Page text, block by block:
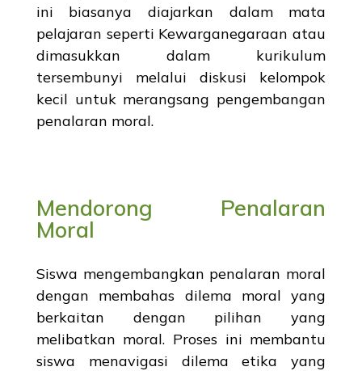
ini biasanya diajarkan dalam mata
pelajaran seperti Kewarganegaraan atau
dimasukkan dalam kurikulum
tersembunyi melalui diskusi kelompok
kecil untuk merangsang pengembangan
penalaran moral.
Mendorong Penalaran
Moral
Siswa mengembangkan penalaran moral
dengan membahas dilema moral yang
berkaitan dengan pilihan yang
melibatkan moral. Proses ini membantu
siswa menavigasi dilema etika yang